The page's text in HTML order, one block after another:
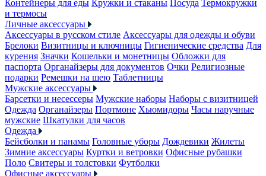
Контейнеры для еды Кружки и стаканы Посуда Термокружки
и термосы
Личные аксессуары
Аксессуары в русском стиле Аксессуары для одежды и обуви
Брелоки Визитницы и ключницы Гигиенические средства Для
курения Значки Кошельки и монетницы Обложки для
паспорта Органайзеры для документов Очки Религиозные
подарки Ремешки на шею Таблетницы
Мужские аксессуары
Барсетки и несессеры Мужские наборы Наборы с визитницей
Одежда Органайзеры Портмоне Хьюмидоры Часы наручные
мужские Шкатулки для часов
Одежда
Бейсболки и панамы Головные уборы Дождевики Жилеты
Зимние аксессуары Куртки и ветровки Офисные рубашки
Поло Свитеры и толстовки Футболки
Офисные аксессуары